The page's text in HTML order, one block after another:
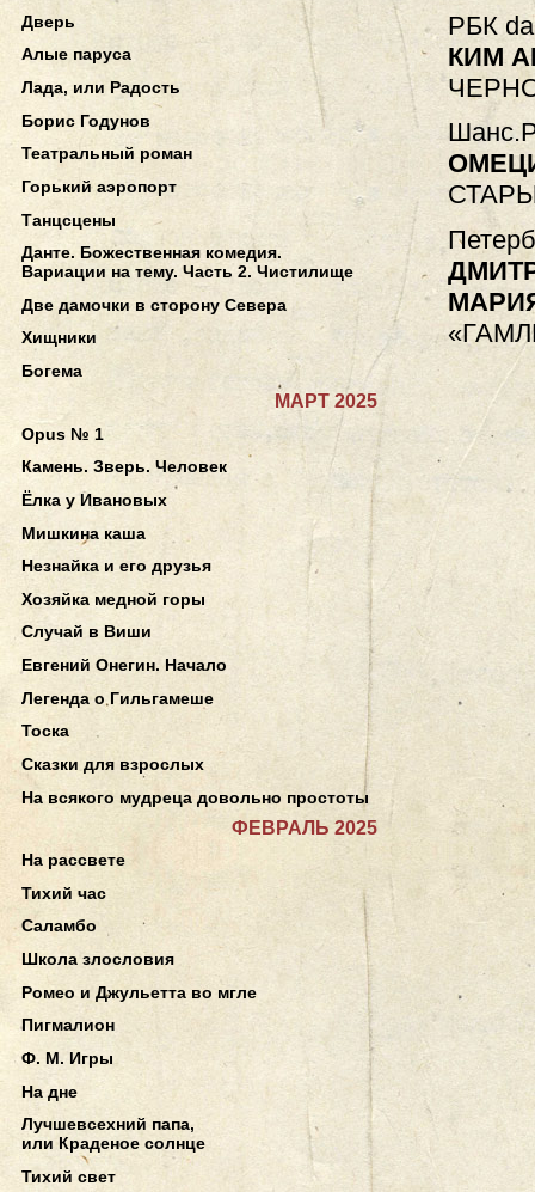
РБК
КИМ
Дверь
Алые паруса
Лада, или Радость
Борис Годунов
Театральный роман
Горький аэропорт
Танцсцены
Данте. Божественная комедия.
Вариации на тему. Часть 2. Чистилище
Две дамочки в сторону Севера
Хищники
Богема
МАРТ 2025
Opus № 1
Камень. Зверь. Человек
Ёлка у Ивановых
Мишкина каша
Незнайка и его друзья
Хозяйка медной горы
Случай в Виши
Евгений Онегин. Начало
Легенда о Гильгамеше
Тоска
Сказки для взрослых
На всякого мудреца довольно простоты
ФЕВРАЛЬ 2025
На рассвете
Тихий час
Саламбо
Школа злословия
Ромео и Джульетта во мгле
Пигмалион
Ф. М. Игры
На дне
Лучшевсехний папа,
или Краденое солнце
Тихий свет